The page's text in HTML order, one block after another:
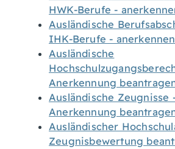
HWK-Berufe -
Ausländische
IHK-Berufe -
Ausländische
Anerkennung
Ausländische Zeugnisse
Anerkennung
Ausländischer
Zeugnisbewertung